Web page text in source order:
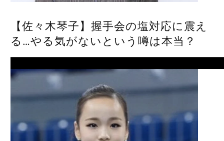
【佐々木琴子】握手会の塩対応に震え
る…やる気がないという噂は本当？